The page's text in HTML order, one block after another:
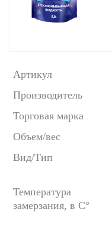
Артикул
Производитель
Торговая марка
Объем/вес
Вид/Тип
Температура
замерзания, в C°